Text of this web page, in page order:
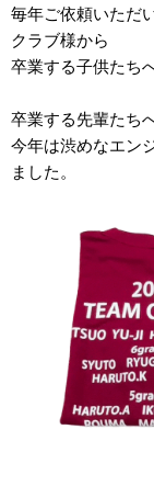
毎年ご依頼いただ
クラブ様から
卒業する子供たち
卒業する先輩たち
今年は渋めなエン
ました。